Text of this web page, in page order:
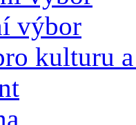
výbor
kulturu